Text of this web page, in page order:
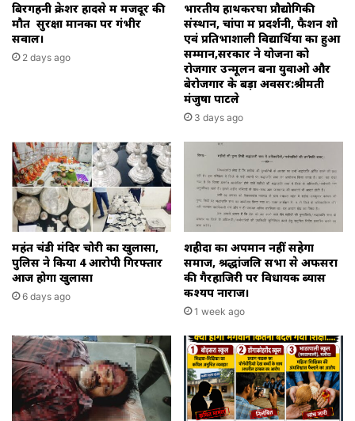
बिरगहनी क्रेशर हादसे में मजदूर की
मौत सुरक्षा मानकों पर गंभीर
सवाल।
2 days ago
भारतीय हाथकरघा प्रौद्योगिकी
संस्थान, चांपा में प्रदर्शनी, फैशन शो
एवं प्रतिभाशाली विद्यार्थियों का हुआ
सम्मान,सरकार ने योजना को
रोजगार उन्मूलन बना युवाओ और
बेरोजगार के बड़ा अवसर:श्रीमती
मंजुषा पाटले
3 days ago
महंत चंडी मंदिर चोरी का खुलासा,
पुलिस ने किया 4 आरोपी गिरफ्तार
आज होगा खुलासा
6 days ago
शहीदों का अपमान नहीं सहेगा
समाज, श्रद्धांजलि सभा से अफसरों
की गैरहाजिरी पर विधायक ब्यास
कश्यप नाराज।
1 week ago